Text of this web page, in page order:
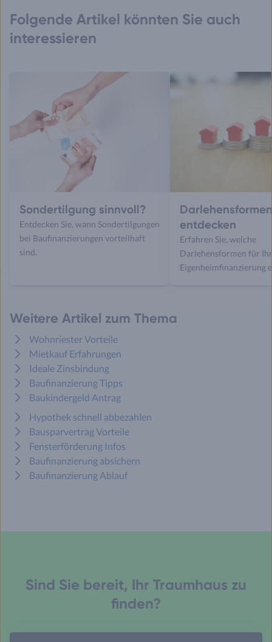
Folgende Artikel könnten Sie auch
interessieren
Sondertilgung sinnvoll?
Entdecken Sie, wann Sondertilgungen
bei Baufinanzierungen vorteilhaft
sind.
Darlehensformen
entdecken
Erfahren Sie, welche
Darlehensformen für
Eigenheimfinanzierung
Weitere Artikel zum Thema
Wohnriester Vorteile
Mietkauf Erfahrungen
Ideale Zinsbindung
Baufinanzierung Tipps
Baukindergeld Antrag
Hypothek schnell abbezahlen
Bausparvertrag Vorteile
Fensterförderung Infos
Baufinanzierung absichern
Baufinanzierung Ablauf
Sind Sie bereit, Ihr Traumhaus zu
finden?